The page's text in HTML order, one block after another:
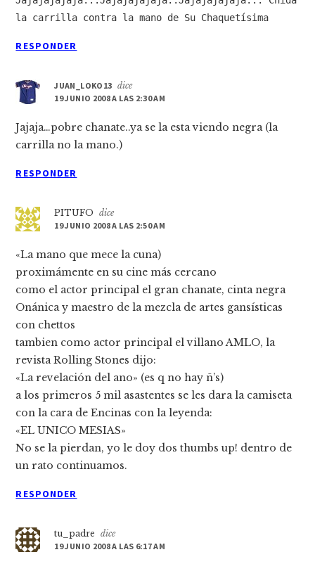
la carrilla contra la mano de Su Chaquetí­sima
RESPONDER
JUAN_LOKO13 dice
19 JUNIO 2008 A LAS 2:30 AM
Jajaja…pobre chanate..ya se la esta viendo negra (la
carrilla no la mano.)
RESPONDER
PITUFO
dice
19 JUNIO 2008 A LAS 2:50 AM
«La mano que mece la cuna)
proximámente en su cine más cercano
como el actor principal el gran chanate, cinta negra
Onánica y maestro de la mezcla de artes gansí­sticas
con chettos
tambien como actor principal el villano AMLO, la
revista Rolling Stones dijo:
«La revelación del ano» (es q no hay ñ’s)
a los primeros 5 mil asastentes se les dara la camiseta
con la cara de Encinas con la leyenda:
«EL UNICO MESIAS»
No se la pierdan, yo le doy dos thumbs up! dentro de
un rato continuamos.
RESPONDER
tu_padre
dice
19 JUNIO 2008 A LAS 6:17 AM